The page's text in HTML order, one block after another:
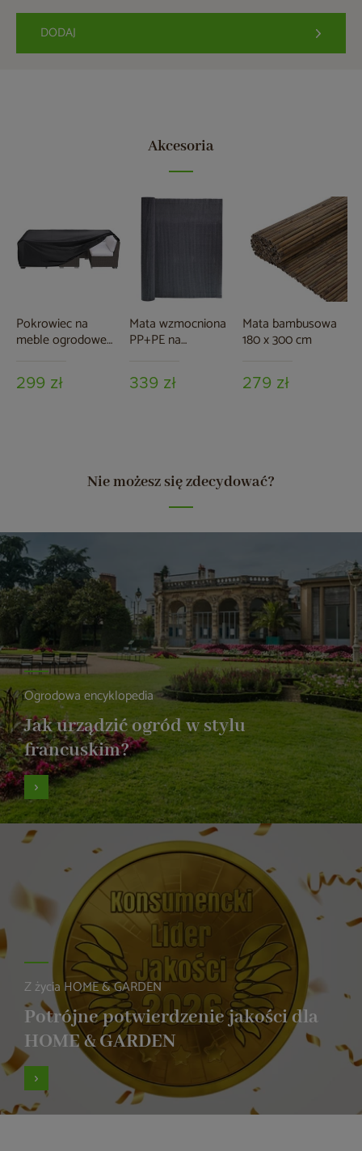
DODAJ
Akcesoria
Pokrowiec na
meble ogrodowe
czarny
299 zł
Mata wzmocniona
PP+PE na
500 cm szara
339 zł
Mata bambusowa
180 x 300 cm
279 zł
Nie możesz się zdecydować?
Ogrodowa encyklopedia
Jak urządzić ogród w stylu
francuskim?
Z życia HOME & GARDEN
Potrójne potwierdzenie jakości dla
HOME & GARDEN